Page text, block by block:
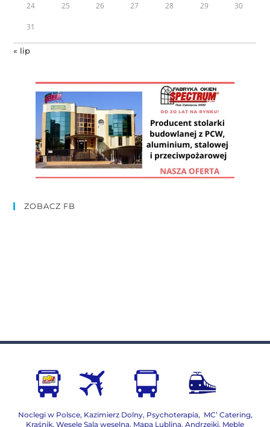
24 25 26 27 28 29 30
31
« lip
ZOBACZ FB
Noclegi w Polsce, Kazimierz Dolny, Psychoterapia, MC’ Catering,
Kraśnik, Wesele Sala weselna, Mapa Lublina, Andrzejki, Meble